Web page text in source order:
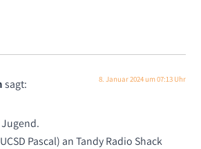
sagt: 8. Januar 2024 um 07:13 Uhr
Pascal) an Tandy Radio Shack